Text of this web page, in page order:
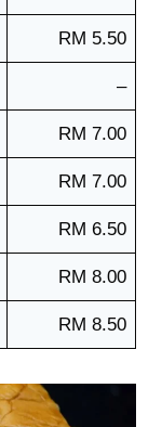
RM 5.50
–
RM 7.00
RM 7.00
RM 6.50
RM 8.00
RM 8.50